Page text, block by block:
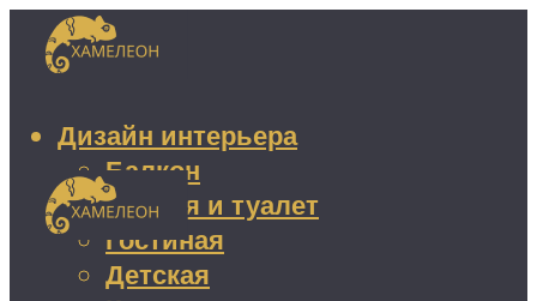
Дизайн интерьера
Балкон
Ванная и туалет
Гостиная
Детская